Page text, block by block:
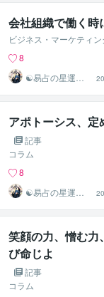
会社組織で働く時
ビジネス・マーケティン
8
☯易占の星運河
アポトーシス、
記事
コラム
8
☯易占の星運河
笑顔の力、憎む力
び命じよ
記事
コラム